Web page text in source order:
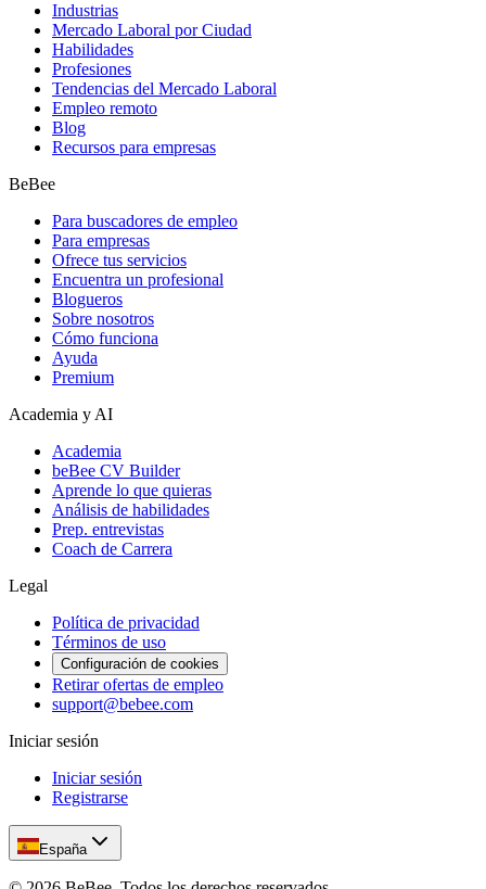
Industrias
Mercado Laboral por Ciudad
Habilidades
Profesiones
Tendencias del Mercado Laboral
Empleo remoto
Blog
Recursos para empresas
BeBee
Para buscadores de empleo
Para empresas
Ofrece tus servicios
Encuentra un profesional
Blogueros
Sobre nosotros
Cómo funciona
Ayuda
Premium
Academia y AI
Academia
beBee CV Builder
Aprende lo que quieras
Análisis de habilidades
Prep. entrevistas
Coach de Carrera
Legal
Política de privacidad
Términos de uso
Configuración de cookies
Retirar ofertas de empleo
support@bebee.com
Iniciar sesión
Iniciar sesión
Registrarse
España